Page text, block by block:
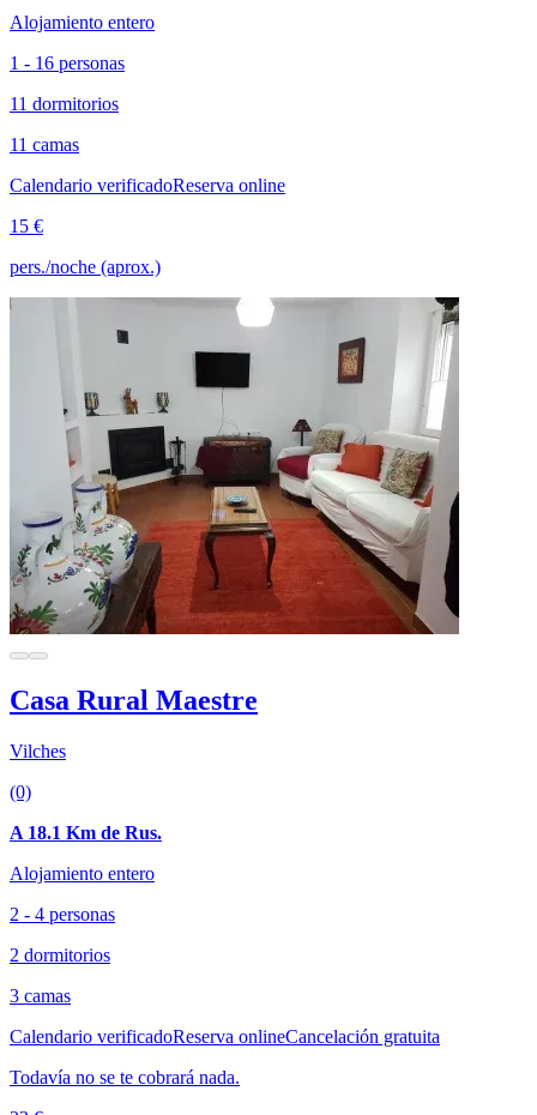
Alojamiento entero
1 - 16 personas
11 dormitorios
11 camas
Calendario verificadoReserva online
15 €
pers./noche (aprox.)
Casa Rural Maestre
Vilches
(0)
A 18.1 Km de Rus.
Alojamiento entero
2 - 4 personas
2 dormitorios
3 camas
Calendario verificadoReserva onlineCancelación gratuita
Todavía no se te cobrará nada.